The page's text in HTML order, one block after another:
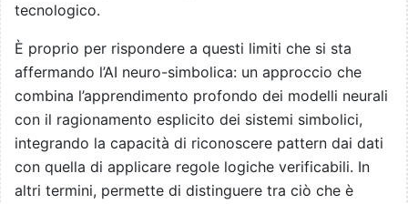
tecnologico.
È proprio per rispondere a questi limiti che si sta
affermando l’AI neuro-simbolica: un approccio che
combina l’apprendimento profondo dei modelli neurali
con il ragionamento esplicito dei sistemi simbolici,
integrando la capacità di riconoscere pattern dai dati
con quella di applicare regole logiche verificabili. In
altri termini, permette di distinguere tra ciò che è